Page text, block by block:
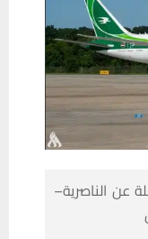
عن الناصرية–